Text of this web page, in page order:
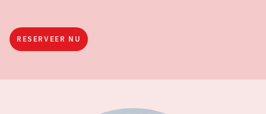
RESERVEER NU